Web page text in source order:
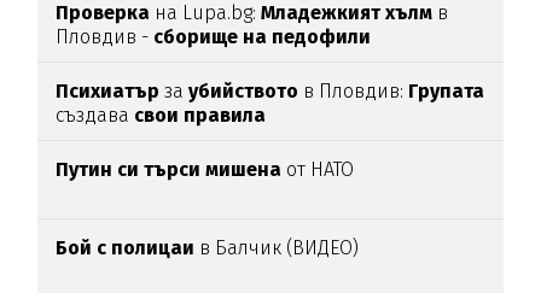
Проверка на Lupa.bg:Младежкият хълм в
Пловдив - сборище на педофили
Психиатър заубийството в Пловдив: Групата
създава свои правила
Путин си търси мишена от НАТО
Бой с полицаи в Балчик (ВИДЕО)